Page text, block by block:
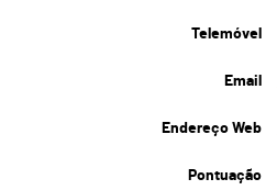
Telemóvel
Email
Endereço Web
Pontuação